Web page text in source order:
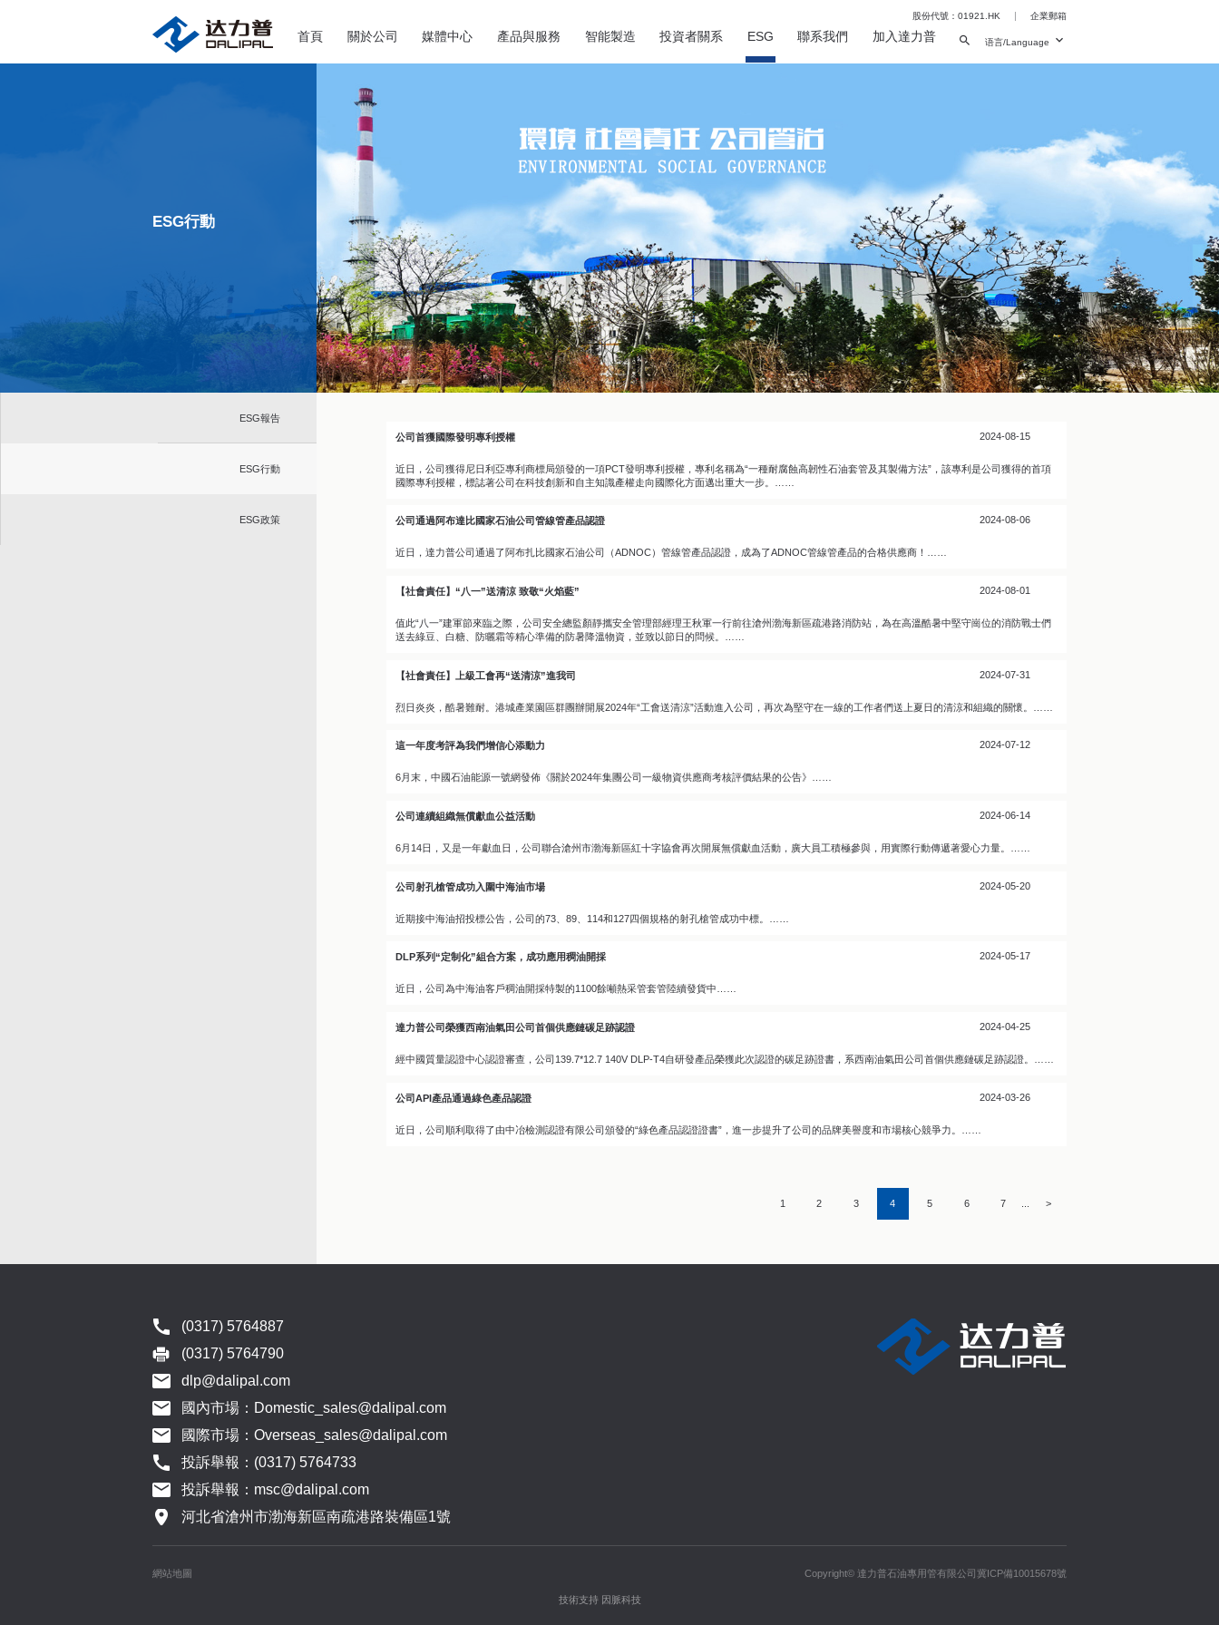
股份代號：01921.HK | 企業郵箱
语言/Language
首頁 關於公司 媒體中心 產品與服務 智能製造 投資者關系 ESG 聯系我們 加入達力普
ESG行動
ESG報告
ESG行動
ESG政策
公司首獲國際發明專利授權 2024-08-15
近日，公司獲得尼日利亞專利商標局頒發的一項PCT發明專利授權，專利名稱為“一種耐腐蝕高韌性石油套管及其製備方法”，該專利是公司獲得的首項
國際專利授權，標誌著公司在科技創新和自主知識產權走向國際化方面邁出重大一步。……
公司通過阿布達比國家石油公司管線管產品認證 2024-08-06
近日，達力普公司通過了阿布扎比國家石油公司（ADNOC）管線管產品認證，成為了ADNOC管線管產品的合格供應商！……
【社會責任】“八一”送清涼 致敬“火焰藍” 2024-08-01
值此“八一”建軍節來臨之際，公司安全總監顏靜攜安全管理部經理王秋軍一行前往滄州渤海新區疏港路消防站，為在高溫酷暑中堅守崗位的消防戰士們
送去綠豆、白糖、防曬霜等精心準備的防暑降溫物資，並致以節日的問候。……
【社會責任】上級工會再“送清涼”進我司 2024-07-31
烈日炎炎，酷暑難耐。港城產業園區群團辦開展2024年“工會送清涼”活動進入公司，再次為堅守在一線的工作者們送上夏日的清涼和組織的關懷。……
這一年度考評為我們增信心添動力 2024-07-12
6月末，中國石油能源一號網發佈《關於2024年集團公司一級物資供應商考核評價結果的公告》……
公司連續組織無償獻血公益活動 2024-06-14
6月14日，又是一年獻血日，公司聯合滄州市渤海新區紅十字協會再次開展無償獻血活動，廣大員工積極參與，用實際行動傳遞著愛心力量。……
公司射孔槍管成功入圍中海油市場 2024-05-20
近期接中海油招投標公告，公司的73、89、114和127四個規格的射孔槍管成功中標。……
DLP系列“定制化”組合方案，成功應用稠油開採 2024-05-17
近日，公司為中海油客戶稠油開採特製的1100餘噸熱采管套管陸續發貨中……
達力普公司榮獲西南油氣田公司首個供應鏈碳足跡認證 2024-04-25
經中國質量認證中心認證審查，公司139.7*12.7 140V DLP-T4自研發產品榮獲此次認證的碳足跡證書，系西南油氣田公司首個供應鏈碳足跡認證。……
公司API產品通過綠色產品認證 2024-03-26
近日，公司順利取得了由中冶檢測認證有限公司頒發的“綠色產品認證證書”，進一步提升了公司的品牌美譽度和市場核心競爭力。……
1 2 3 4 5 6 7 ... >
(0317) 5764887
(0317) 5764790
dlp@dalipal.com
國內市場：Domestic_sales@dalipal.com
國際市場：Overseas_sales@dalipal.com
投訴舉報：(0317) 5764733
投訴舉報：msc@dalipal.com
河北省滄州市渤海新區南疏港路裝備區1號
網站地圖 Copyright© 達力普石油專用管有限公司冀ICP備10015678號
技術支持 因脈科技